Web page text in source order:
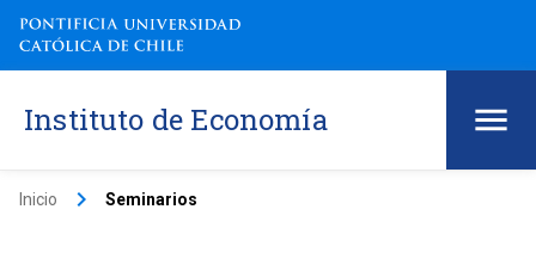
Instituto de Economía
Inicio keyboard_arrow_right Seminarios